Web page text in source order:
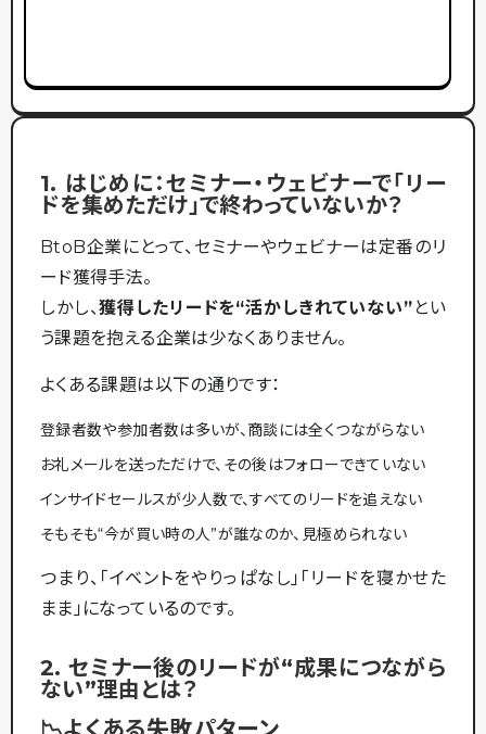
1. はじめに：セミナー・ウェビナーで「リー
ドを集めただけ」で終わっていないか？
BtoB企業にとって、セミナーやウェビナーは定番のリ
ード獲得手法。
しかし、獲得したリードを“活かしきれていない” とい
う課題を抱える企業は少なくありません。
よくある課題は以下の通りです：
登録者数や参加者数は多いが、商談には全くつながらない
お礼メールを送っただけで、その後はフォローできていない
インサイドセールスが少人数で、すべてのリードを追えない
そもそも“今が買い時の人”が誰なのか、見極められない
つまり、「イベントをやりっぱなし」「リードを寝かせた
まま」になっているのです。
2. セミナー後のリードが“成果につながら
ない”理由とは？